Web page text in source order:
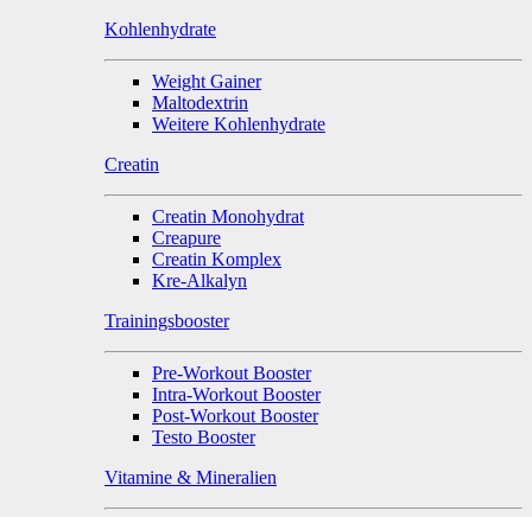
Kohlenhydrate
Weight Gainer
Maltodextrin
Weitere Kohlenhydrate
Creatin
Creatin Monohydrat
Creapure
Creatin Komplex
Kre-Alkalyn
Trainingsbooster
Pre-Workout Booster
Intra-Workout Booster
Post-Workout Booster
Testo Booster
Vitamine & Mineralien